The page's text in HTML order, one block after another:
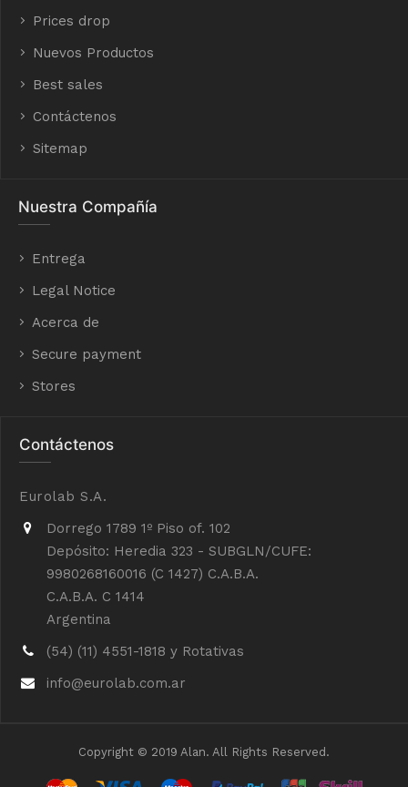
Prices drop
Nuevos Productos
Best sales
Contáctenos
Sitemap
Nuestra Compañía
Entrega
Legal Notice
Acerca de
Secure payment
Stores
Contáctenos
Eurolab S.A.
Dorrego 1789 1º Piso of. 102
Depósito: Heredia 323 - SUBGLN/CUFE:
9980268160016 (C 1427) C.A.B.A.
C.A.B.A. C 1414
Argentina
(54) (11) 4551-1818 y Rotativas
info@eurolab.com.ar
Copyright © 2019 Alan. All Rights Reserved.